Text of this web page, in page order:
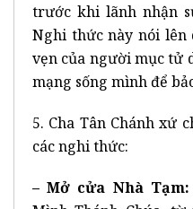
trước khi lãnh nhận
Nghi thức này nói
vẹn của người mục tử
mạng sống mình để
5. Cha Tân Chánh xứ
các nghi thức:
– Mở cửa Nhà Tạm: